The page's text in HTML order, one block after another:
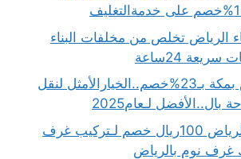
الرياض تخلص من مخلفات البناء
شركة نقل عفش بمكة بـ23%خصم..الخيارالأمثل لنقل
لـعام2025
نقل غرف نوم بالرياض 100ريال خصم لـتركيب غرف
غرف نوم بالرياض